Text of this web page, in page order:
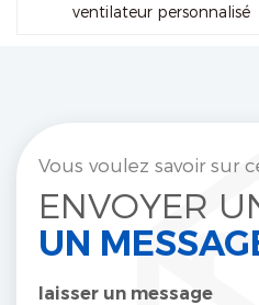
ventilateur personnalisé
Vous voulez savoir sur
ENVOYER
UN
laisser un message